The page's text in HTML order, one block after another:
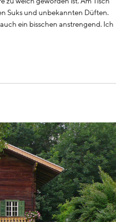
Suks und unbekannten Düften.
ein bisschen anstrengend. Ich